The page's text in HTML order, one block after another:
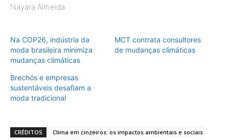
Nayara Almeida
Na COP26, indústria da
moda brasileira minimiza
mudanças climáticas
MCT contrata consultores
de mudanças climáticas
Brechós e empresas
sustentáveis desafiam a
moda tradicional
CRÉDITOS
Clima em cinzeiros: os impactos ambientais e sociais